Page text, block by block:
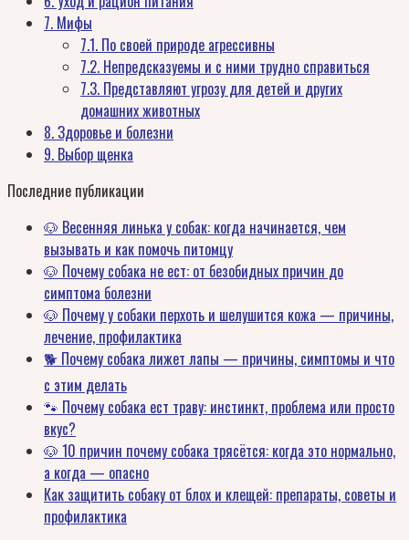
7. Мифы
7.1. По своей природе агрессивны
7.2. Непредсказуемы и с ними трудно справиться
7.3. Представляют угрозу для детей и других
домашних животных
8.Здоровье и болезни
9. Выбор щенка
Последние публикации
🐶 Весенняя линька у собак: когда начинается, чем
вызывать и как помочь питомцу
🐶 Почему собака не ест: от безобидных причин до
симптома болезни
🐶 Почему у собаки перхоть и шелушится кожа — причины,
лечение, профилактика
🐕 Почему собака лижет лапы — причины, симптомы и что
с этим делать
🐾 Почему собака ест траву: инстинкт, проблема или просто
вкус?
🐶 10 причин почему собака трясётся: когда это нормально,
а когда — опасно
Как защитить собаку от блох и клещей: препараты, советы и
профилактика